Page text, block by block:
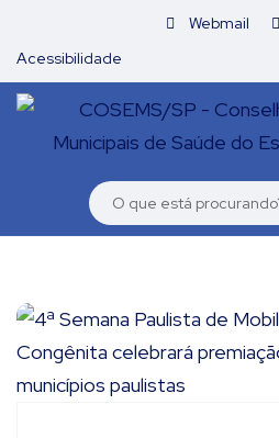
Webmail
Acessibilidade